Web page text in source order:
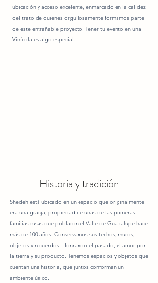
ubicación y acceso excelente, enmarcado en la calidez
del trato de quienes orgullosamente formamos parte
de este entrañable proyecto. Tener tu evento en una
Vinícola es algo especial.
Historia y tradición
Shedeh está ubicado en un espacio que originalmente
era una granja, propiedad de unas de las primeras
familias rusas que poblaron el Valle de Guadalupe hace
más de 100 años. Conservamos sus techos, muros,
objetos y recuerdos. Honrando el pasado, el amor por
la tierra y su producto. Tenemos espacios y objetos que
cuentan una historia, que juntos conforman un
ambiente único.